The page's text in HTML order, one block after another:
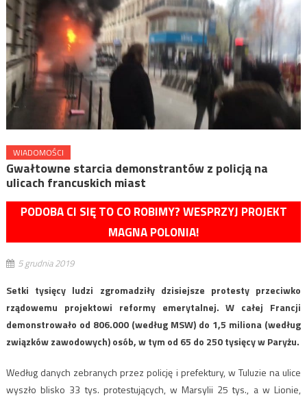
WIADOMOŚCI
Gwałtowne starcia demonstrantów z policją na
ulicach francuskich miast
PODOBA CI SIĘ TO CO ROBIMY? WESPRZYJ PROJEKT
MAGNA POLONIA!
5 grudnia 2019
Setki tysięcy ludzi zgromadziły dzisiejsze protesty przeciwko
rządowemu projektowi reformy emerytalnej. W całej Francji
demonstrowało od 806.000 (według MSW) do 1,5 miliona (według
związków zawodowych) osób, w tym od 65 do 250 tysięcy w Paryżu.
Według danych zebranych przez policję i prefektury, w Tuluzie na ulice
wyszło blisko 33 tys. protestujących, w Marsylii 25 tys., a w Lionie,